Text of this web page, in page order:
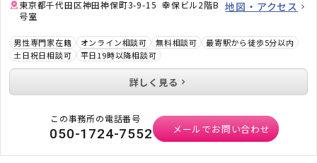
東京都千代田区神田神保町3-9-15 幸保ビル2階B
号室
地図・アクセス
男性専門家在籍 オンライン相談可 無料相談可
最寄駅から徒歩5分以内
土日祝日相談可
平日19時以降相談可
詳しく見る
この事務所の電話番号
050-1724-7552 メールでお問い合わせ